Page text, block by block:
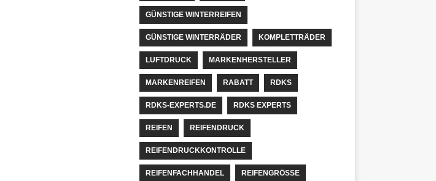
GÜNSTIGE WINTERREIFEN
GÜNSTIGE WINTERRÄDER KOMPLETTRÄDER
LUFTDRUCK MARKENHERSTELLER
MARKENREIFEN RABATT RDKS
RDKS-EXPERTS.DE RDKS EXPERTS
REIFEN REIFENDRUCK
REIFENDRUCKKONTROLLE
REIFENFACHHANDEL REIFENGRÖSSE